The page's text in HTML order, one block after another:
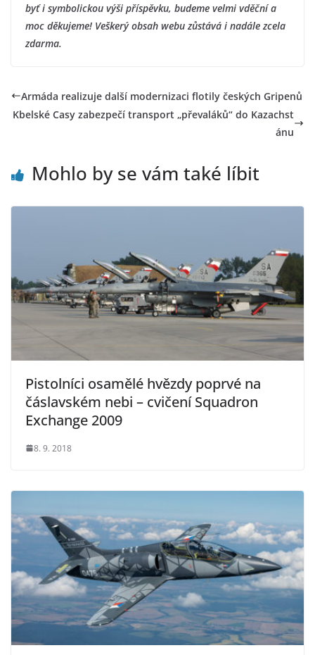
byť i symbolickou výši příspěvku, budeme velmi vděční a
moc děkujeme! Veškerý obsah webu zůstává i nadále zcela
zdarma.
Armáda realizuje další modernizaci flotily českých Gripenů
Kbelské Casy zabezpečí transport „převaláků“ do Kazachst
ánu
Mohlo by se vám také líbit
Pistolníci osamělé hvězdy poprvé na
čáslavském nebi – cvičení Squadron
Exchange 2009
8. 9. 2018